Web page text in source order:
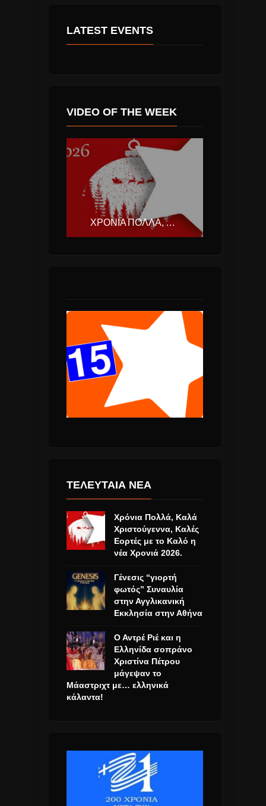
LATEST EVENTS
VIDEO OF THE WEEK
ΧΡΌΝΙΑ ΠΟΛΛΆ, ΚΑΛΆ ΧΡΙΣΤΟΎΓΕΝΝΑ, ΚΑΛΈΣ ΕΟΡΤΈΣ ΜΕ ΤΟ ΚΑΛΌ Η ΝΈΑ ΧΡΟΝΙΆ 2026.
ΤΕΛΕΥΤΑΙΑ ΝΕΑ
Χρόνια Πολλά, Καλά
Χριστούγεννα, Καλές
Εορτές με το Καλό η
νέα Χρονιά 2026.
Γένεσις “γιορτή
φωτός” Συναυλία
στην Αγγλικανική
Εκκλησία στην Αθήνα
Ο Αντρέ Ριέ και η
Ελληνίδα σοπράνο
Χριστίνα Πέτρου
μάγεψαν το
Μάαστριχτ με… ελληνικά
κάλαντα!